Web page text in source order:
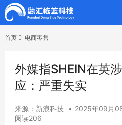
首页 电商零售
外媒指SHEIN在英
应：严重失实
来源：新浪科技 • 2025年09月
阅读206